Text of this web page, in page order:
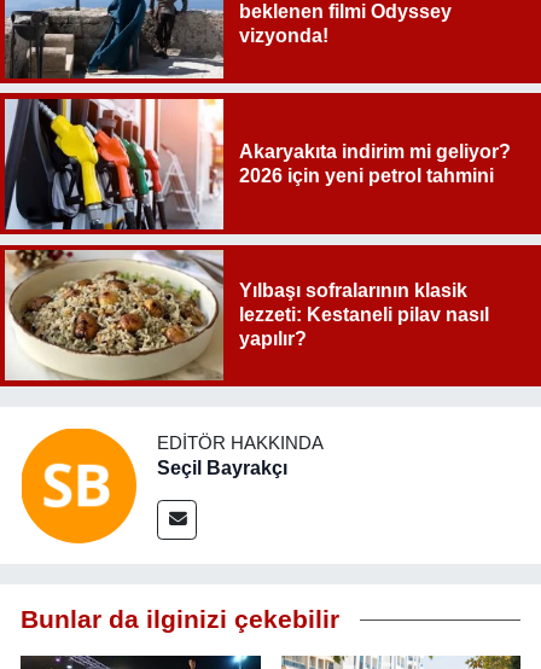
beklenen filmi Odyssey
vizyonda!
Akaryakıta indirim mi geliyor?
2026 için yeni petrol tahmini
Yılbaşı sofralarının klasik
lezzeti: Kestaneli pilav nasıl
yapılır?
EDITÖR HAKKINDA
Seçil Bayrakçı
Bunlar da ilginizi çekebilir